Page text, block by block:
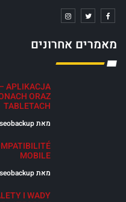
מאמרים אחרונים
APLIKACJA
ORAZ
TABLETACH
מאת seobackup
MOBILE
מאת seobackup
I WADY